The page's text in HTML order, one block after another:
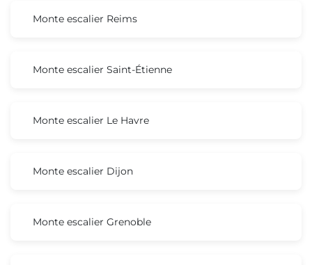
Monte escalier Reims
Monte escalier Saint-Étienne
Monte escalier Le Havre
Monte escalier Dijon
Monte escalier Grenoble